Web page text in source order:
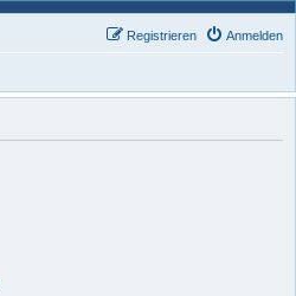
Anmelden
Registrieren